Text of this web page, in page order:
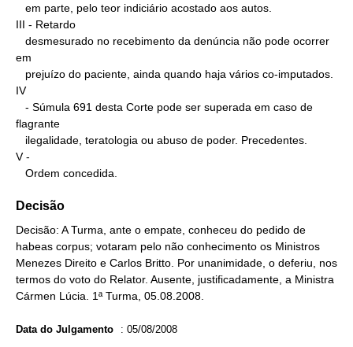
III - Retardo
em
IV
flagrante
V -
   Ordem concedida.
Decisão
Decisão: A Turma, ante o empate, conheceu do pedido de
habeas corpus; votaram pelo não conhecimento os Ministros
Menezes Direito e Carlos Britto. Por unanimidade, o deferiu, nos
termos do voto do Relator. Ausente, justificadamente, a Ministra
Cármen Lúcia. 1ª Turma, 05.08.2008.
Data do Julgamento : 05/08/2008